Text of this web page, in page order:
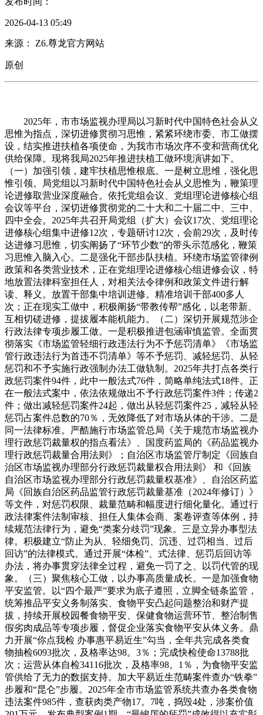
2026-04-13 05:49
来源： Z6.尊龙官方网站
原创
2025年，市市场监视办理局以习新时代中国特色社会从义
思惟为指点，深切进修贯彻习思惟，紧紧环绕市委、市工做摆
设，结实推进扶植各项使命，为我市市场次序不变和营商优化
供给保障。现将我局2025年推进扶植工做环境演讲如下。
（一）加强引领，建牢扶植思惟根底。一是树立思维，强化思
惟引领。局党组以习新时代中国特色社会从义思惟为，鞭策理
论进修取营业深度融合。依托党组会议、党组理论进修核心组
会议等平台，深切进修贯彻党的二十大和二十届二中、三中、
四中全会。2025年共召开局党组（扩大）会议17次、党组理论
进修核心组集中进修12次，专题研讨12次，会前29次，及时传
达进修习思惟，切实阐扬了“环节少数”的带头示范感化，鞭策
习思惟入脑入心。二是强化干部步队扶植。环绕市场监管律例
政策和各类营业技术，正在党组理论进修核心组进修会议，特
地放置法律科室担任人，对相关法令律例和政策文件进行解
读、释义。放置干部集中培训进修。精准培训干部400多人
次；正在现实工做中，积极阐扬“带教传帮”感化，以老带新、
互相切磋进修，提拔履本能机能力。（二）深切开展规范涉企
行政法律专项步履工做。一是积极推进包涵审慎监管。全面贯
彻落实《市场监管轻细行政违法行为不予惩罚清单》《市场监
管行政违法行为首违不罚清单》等不予惩罚、减轻惩罚、从轻
惩罚和不予实施行政强制办法工做轨制。2025年共打点各类行
政惩罚案件94件，此中一般法式76件，简略单纯法式18件。正
在一般法式案中，依法依规做出不予行政惩罚案件3件；传递2
件；做出减轻惩罚案件24起，做出从轻惩罚案件25，减轻从轻
惩罚占案件总数的70％，无效降低了对市场从体的干涉。二是
同一法律标准。严酷施行市场监管总局《关于规范市场监视办
理行政惩罚裁量权的指点看法》、国度药监局的《药品监视办
理行政惩罚裁量合用法则》；自治区市场监管厅制定《回族自
治区市场监视办理部分行政惩罚裁量权合用法则》 和《回族
自治区市场监视办理部分行政惩罚裁量权基准》、自治区药监
局《回族自治区药品监管行政惩罚裁量基准（2024年修订）》
等文件，对惩罚权限、裁量范畴和幅度进行细化量化。通过行
政法律案件法制审核、担任人集体会商、案卷评查等体例，持
续规范法律行为，避免“类案分歧罚”现象。三是立异办事型法
律。积极建立“防止为从、轻细免罚、沉违、过罚相当、过后
回访”的法律模式。通过开展“体检”、式法律、惩罚后回访等
办法，将办事贯穿法律全过程，避免一罚了之、以罚代管的现
象。（三）聚焦核心工做，以办事高质量成长。一是加强食物
平安监管。以“四个最严”要求为底子遵照，立脚全链条监管，
统筹推品平安义务制落实、食物平安凸起问题整治和财产提
拔，持续开展校园餐食物平安、保健食物运营环节、整治制售
假劣肉成品等专项步履，督促企业落实食物平安从体义务。鼎
力开展“你点我检 办事惠平易近生”勾当，全年共完成各类食
物抽检6093批次，及格率达98。3％；完成快检使命13788批
次；运营从体自检34116批次，及格率98。1％，为食物平安监
管供给了无力的数据支持。加大平易近生范畴案件查办“铁拳”
步履和“昆仑”步履。2025年全市市场监管系统共查办各类食物
违法案件985件，查获肉类产物17。7吨，捣毁4处，涉案价值